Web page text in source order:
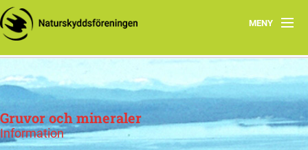
MENY
Hem
Mineralprospektering
Gruvor och mineraler
Information